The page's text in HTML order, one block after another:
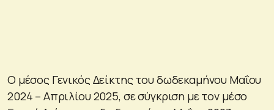
Ο μέσος Γενικός Δείκτης του δωδεκαμήνου Μαΐου
2024 – Απριλίου 2025, σε σύγκριση με τον μέσο